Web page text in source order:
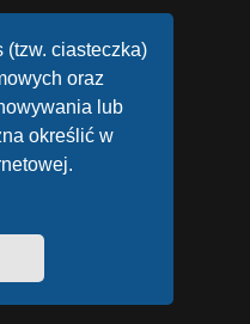
(tzw. ciasteczka)
oraz
lub
określić w